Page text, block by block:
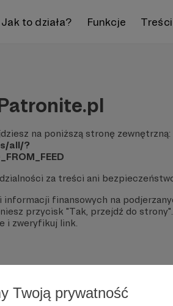
Twoją prywatność
Jak to działa? Funkcje
na poniższą stronę zewnętrzną:
all/?
za treści ani
informacji finansowych na
przycisk "Tak, przejdź do strony".
i zweryfikuj link.